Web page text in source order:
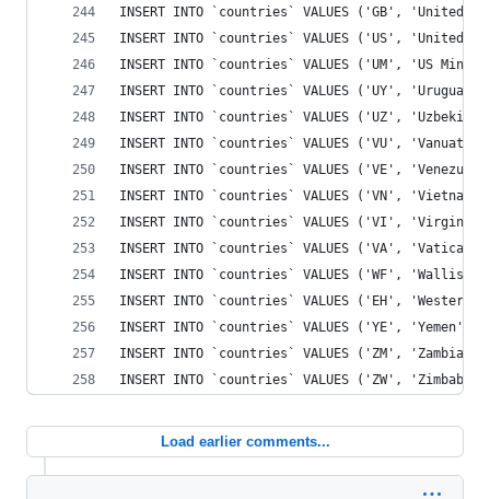
Load earlier comments...